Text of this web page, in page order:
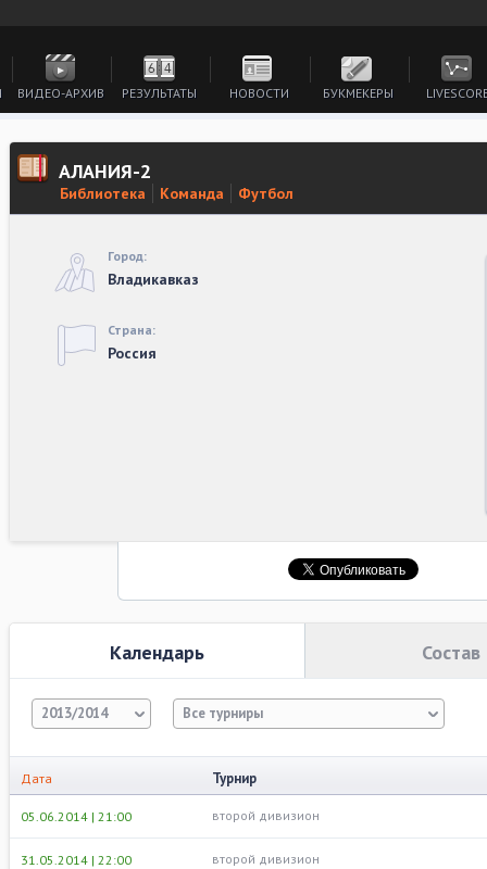
ВИДЕО-АРХИВ РЕЗУЛЬТАТЫ НОВОСТИ БУКМЕКЕРЫ
АЛАНИЯ-2
Библиотека Команда Футбол
Город:
Владикавказ
Страна:
Россия
Календарь Состав
2013/2014 Все турниры
Дата Турнир
05.06.2014 | 21:00 второй дивизион
31.05.2014 | 22:00 второй дивизион